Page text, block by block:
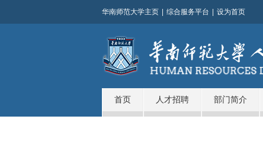
华南师范大学主页 综合服务平台 设为首页
首页 人才招聘 部门简介